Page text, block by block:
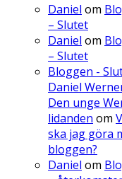
Daniel om
– Slutet
Daniel om
– Slutet
Bloggen -
Daniel
Den unge
lidanden om
ska jag göra
bloggen?
Daniel om